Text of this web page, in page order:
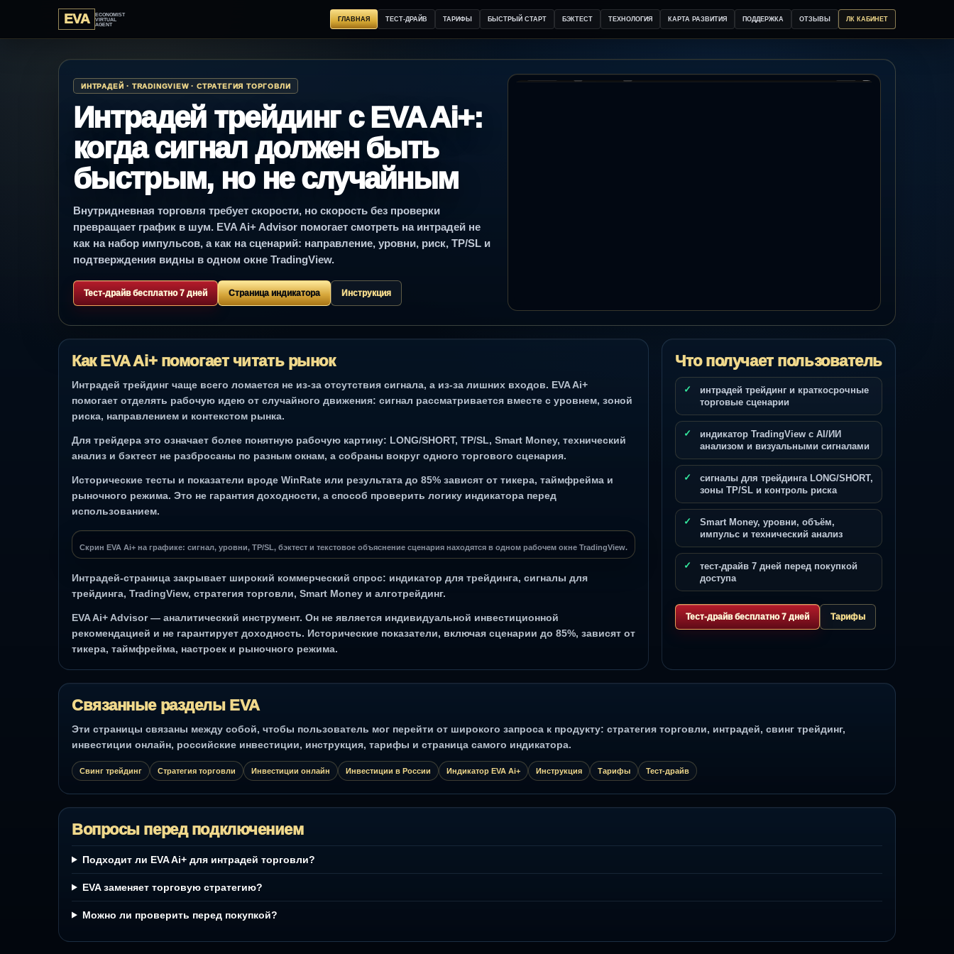
EVA
ECONOMIST
VIRTUAL
AGENT
ГЛАВНАЯ ТЕСТ-ДРАЙВ ТАРИФЫ БЫСТРЫЙ СТАРТ БЭКТЕСТ ТЕХНОЛОГИЯ КАРТА РАЗВИТИЯ ПОДДЕРЖКА ОТЗЫВЫ ЛК КАБИНЕТ
ИНТРАДЕЙ · TRADINGVIEW · СТРАТЕГИЯ ТОРГОВЛИ
Интрадей трейдинг с EVA Ai+:
когда сигнал должен быть
быстрым, но не случайным
Внутридневная торговля требует скорости, но скорость без проверки
превращает график в шум. EVA Ai+ Advisor помогает смотреть на интрадей не
как на набор импульсов, а как на сценарий: направление, уровни, риск, TP/SL и
подтверждения видны в одном окне TradingView.
Тест-драйв бесплатно 7 дней Страница индикатора Инструкция
Как EVA Ai+ помогает читать рынок
Интрадей трейдинг чаще всего ломается не из-за отсутствия сигнала, а из-за лишних входов. EVA Ai+
помогает отделять рабочую идею от случайного движения: сигнал рассматривается вместе с уровнем, зоной
риска, направлением и контекстом рынка.
Для трейдера это означает более понятную рабочую картину: LONG/SHORT, TP/SL, Smart Money, технический
анализ и бэктест не разбросаны по разным окнам, а собраны вокруг одного торгового сценария.
Исторические тесты и показатели вроде WinRate или результата до 85% зависят от тикера, таймфрейма и
рыночного режима. Это не гарантия доходности, а способ проверить логику индикатора перед
использованием.
Скрин EVA Ai+ на графике: сигнал, уровни, TP/SL, бэктест и текстовое объяснение сценария находятся в одном рабочем окне TradingView.
Интрадей-страница закрывает широкий коммерческий спрос: индикатор для трейдинга, сигналы для
трейдинга, TradingView, стратегия торговли, Smart Money и алготрейдинг.
EVA Ai+ Advisor — аналитический инструмент. Он не является индивидуальной инвестиционной
рекомендацией и не гарантирует доходность. Исторические показатели, включая сценарии до 85%, зависят от
тикера, таймфрейма, настроек и рыночного режима.
Что получает пользователь
интрадей трейдинг и краткосрочные
торговые сценарии
индикатор TradingView с AI/ИИ
анализом и визуальными сигналами
сигналы для трейдинга LONG/SHORT,
зоны TP/SL и контроль риска
Smart Money, уровни, объём,
импульс и технический анализ
тест-драйв 7 дней перед покупкой
доступа
Тест-драйв бесплатно 7 дней Тарифы
Связанные разделы EVA
Эти страницы связаны между собой, чтобы пользователь мог перейти от широкого запроса к продукту: стратегия торговли, интрадей, свинг трейдинг,
инвестиции онлайн, российские инвестиции, инструкция, тарифы и страница самого индикатора.
Свинг трейдинг Стратегия торговли Инвестиции онлайн Инвестиции в России Индикатор EVA Ai+ Инструкция Тарифы Тест-драйв
Вопросы перед подключением
Подходит ли EVA Ai+ для интрадей торговли?
EVA заменяет торговую стратегию?
Можно ли проверить перед покупкой?